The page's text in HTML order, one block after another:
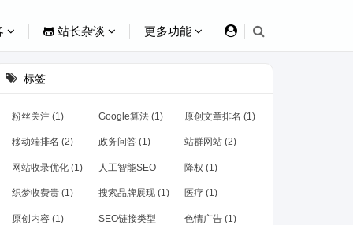
站长杂谈 更多功能
标签
粉丝关注 (1) Google算法 (1) 原创文章排名 (1)
移动端排名 (2) 政务问答 (1) 站群网站 (2)
网站收录优化 (1) 人工智能SEO
(1)
降权 (1)
织梦收费贵 (1) 搜索品牌展现 (1) 医疗 (1)
原创内容 (1) SEO链接类型 色情广告 (1)